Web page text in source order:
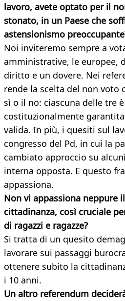
lavoro, avete optato per il
stonato, in un Paese che
astensionismo
Noi inviteremo sempre a
amministrative, le europee,
diritto e un dovere. Nei
rende la scelta del non voto
sì o il no: ciascuna delle tre
costituzionalmente
valida. In più, i quesiti sul
congresso del Pd, in cui la
cambiato approccio su
interna opposta. E questo
appassiona.
Non vi appassiona neppure
cittadinanza, così cruciale
di ragazzi e ragazze?
Si tratta di un quesito
lavorare sui passaggi
ottenere subito la
i 10 anni.
Un altro referendum